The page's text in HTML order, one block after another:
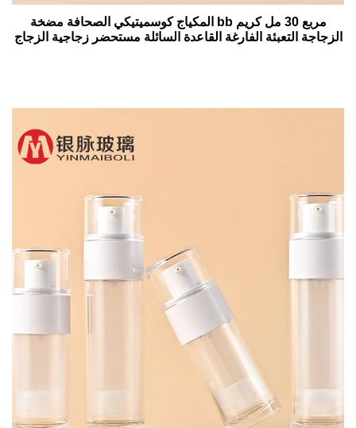
مربع 30 مل كريم bb المكياج كوسميتيكي الصحافة مضخة
الزجاجة التعبئة الفارغة القاعدة السائلة مستحضر زجاجية الزجاج